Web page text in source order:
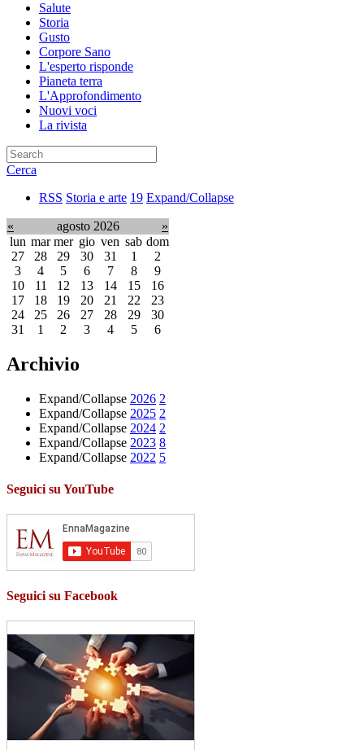
Salute
Storia
Gusto
Corpore Sano
L'esperto risponde
Pianeta terra
L'Approfondimento
Nuovi voci
La rivista
Cerca
RSS Storia e arte 19 Expand/Collapse
« agosto 2026
»
lun mar mer gio ven sab dom
27
28 29 30 31 1
2
3
4 5 6 7 8
9
10
11 12 13 14 15
16
17
18 19 20 21 22
23
24
25 26 27 28 29
30
31
1 2 3 4 5 6
Archivio
Expand/Collapse 2026 2
Expand/Collapse 2025 2
Expand/Collapse 2024 2
Expand/Collapse 2023 8
Expand/Collapse 2022 5
Seguici su YouTube
Seguici su Facebook